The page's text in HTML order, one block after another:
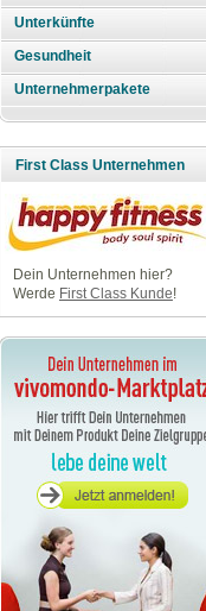
Unterkünfte
Gesundheit
Unternehmerpakete
First Class Unternehmen
Dein Unternehmen hier?
Werde First Class Kunde!